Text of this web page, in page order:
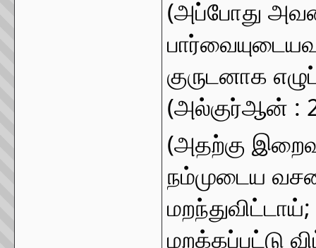
(அப்போது
குருடனாக
(அல்குர்ஆன் :
(அதற்கு
நம்முடைய
மறக்கப்பட்டு